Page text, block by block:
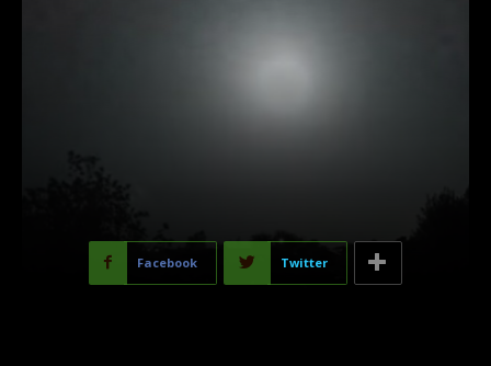
Facebook Twitter